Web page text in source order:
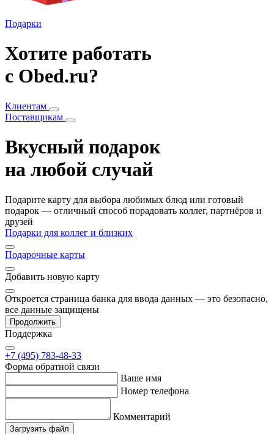
Подарки
Хотите работать
с Obed.ru?
Клиентам
Поставщикам
Вкусный подарок
на любой случай
Подарите карту для выбора любимых блюд или готовый
подарок — отличный способ порадовать коллег, партнёров и
друзей
Подарки для коллег и близких
Подарочные карты
Добавить новую карту
Откроется страница банка для ввода данных — это безопасно,
все данные защищены
Продолжить
Поддержка
+7 (495) 783-48-33
Форма обратной связи
Ваше имя
Номер телефона
Комментарий
Загрузить файл